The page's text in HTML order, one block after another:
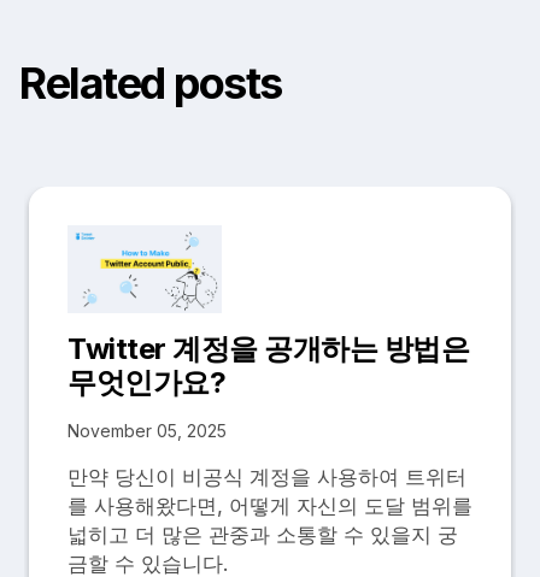
Related posts
Twitter 계정을 공개하는 방법은
무엇인가요?
November 05, 2025
만약 당신이 비공식 계정을 사용하여 트위터
를 사용해왔다면, 어떻게 자신의 도달 범위를
넓히고 더 많은 관중과 소통할 수 있을지 궁
금할 수 있습니다.